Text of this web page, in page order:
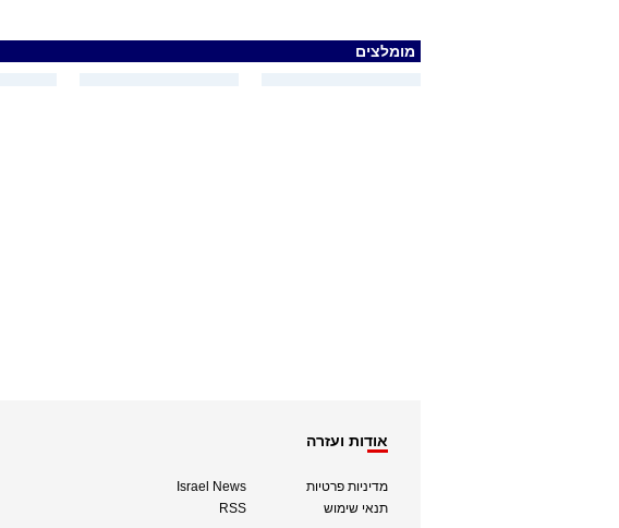
מומלצים
אודות ועזרה
מדיניות פרטיות
תנאי שימוש
Israel News
RSS